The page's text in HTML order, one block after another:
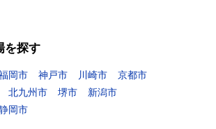
を探す
岡市 神戸市 川崎市
京都市
北九州市 堺市
新潟市
岡市